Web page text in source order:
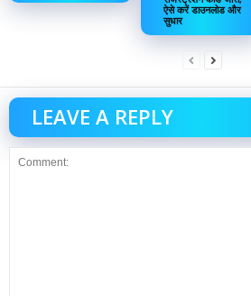
ऐसे करें डाउनलोड और
सुधार
LEAVE A REPLY